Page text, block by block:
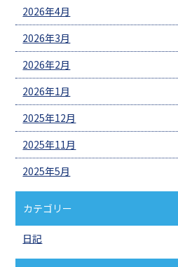
2026年4月
2026年3月
2026年2月
2026年1月
2025年12月
2025年11月
2025年5月
カテゴリー
日記